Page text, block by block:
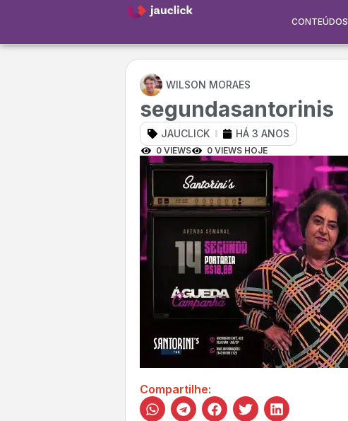
CONTEÚDOS
WILSON MORAES
segundasantorinis
JAUCLICK HÁ 3 ANOS
0 VIEWS 0 VIEWS HOJE
Compartilhe: